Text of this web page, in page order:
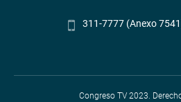
311-7777 (Anexo
Congreso TV 2023.